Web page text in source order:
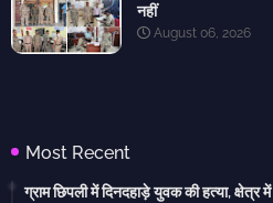
नहीं
August 06, 2026
Most Recent
ग्राम छिपली में दिनदहाड़े युवक की हत्या, क्षेत्र